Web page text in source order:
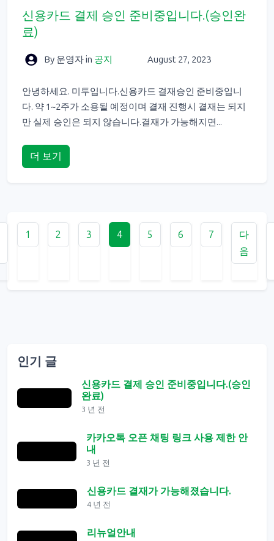
신용카드 결제 승인 준비중입니다.(승인완
료)
By 운영자in 공지 August 27, 2023
안녕하세요. 미투입니다.신용카드 결재승인 준비중입니
다. 약 1~2주가 소용될 예정이며 결재 진행시 결재는 되지
만 실제 승인은 되지 않습니다.결재가 가능해지면...
더 보기
1 2 3 4 5 6 7
다
음
인기 글
신용카드 결제 승인 준비중입니다.(승인
완료)
3 년 전
카카오톡 오픈 채팅 링크 사용 제한 안
내
3 년 전
신용카드 결재가 가능해졌습니다.
4 년 전
리뉴얼안내